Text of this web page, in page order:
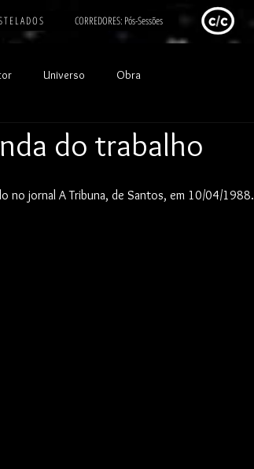
T E L A D O S CORREDORES: Pós-Sessões
Universo Obra
do trabalho
no jornal A Tribuna, de Santos, em 10/04/1988.